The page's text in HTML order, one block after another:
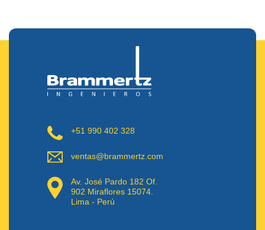
+51 990 402 328
ventas@brammertz.com
Av. José Pardo 182 Of.
902 Miraflores 15074.
Lima - Perú